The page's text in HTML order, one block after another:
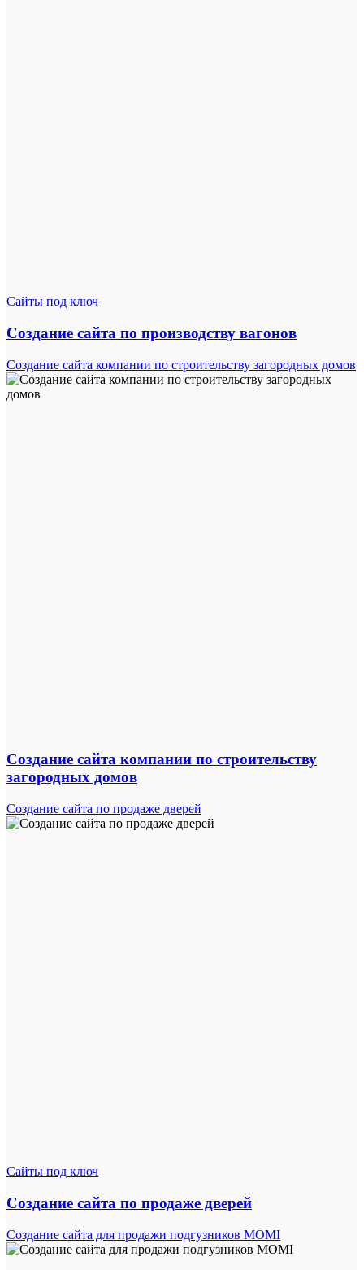
Сайты под ключ
Создание сайта по производству вагонов
Создание сайта компании по строительству загородных домов
Создание сайта компании по строительству
загородных домов
Создание сайта по продаже дверей
Сайты под ключ
Создание сайта по продаже дверей
Создание сайта для продажи подгузников MOMI